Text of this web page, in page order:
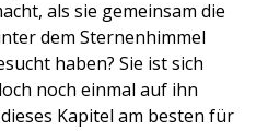
als sie gemeinsam die
dem Sternenhimmel
haben? Sie ist sich
noch einmal auf ihn
Kapitel am besten für